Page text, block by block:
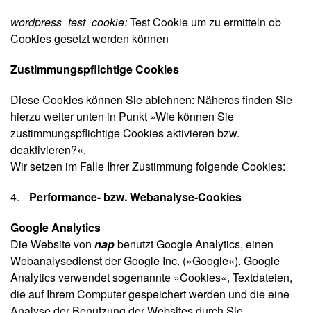
wordpress_test_cookie:Test Cookie um zu ermitteln ob
Cookies gesetzt werden können
Zustimmungspflichtige Cookies
Diese Cookies können Sie ablehnen: Näheres finden Sie
hierzu weiter unten in Punkt »Wie können Sie
zustimmungspflichtige Cookies aktivieren bzw.
deaktivieren?«.
Wir setzen im Falle Ihrer Zustimmung folgende Cookies:
Performance- bzw. Webanalyse-Cookies
Google Analytics
Die Website von napbenutzt Google Analytics, einen
Webanalysedienst der Google Inc. (»Google«). Google
Analytics verwendet sogenannte »Cookies«, Textdateien,
die auf Ihrem Computer gespeichert werden und die eine